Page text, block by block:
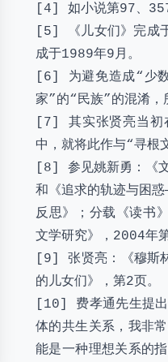
[4] 如小说第97、
[5] 《儿女们》完成
成于1989年9月。
[6] 为避免造成“少
家”的“民族”的混淆，
[7] 其实张贤亮当初
中，就将此作与“寻根
[8] 参见姚新勇：《
和《追求的轨迹与困
反思》；分载《读书
文学研究》，2004年
[9] 张贤亮：《穆斯
的儿女们》，第2页。
[10] 费孝通先生提
体的共生关系，我非
能是一种理想关系的